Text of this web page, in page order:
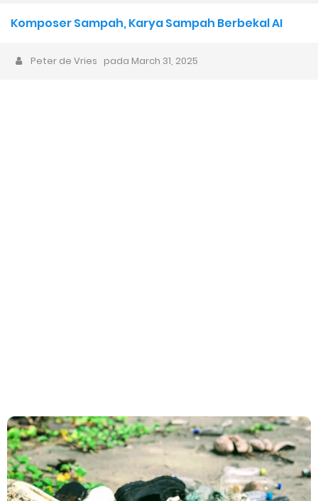
Sarjana Musik yang Lupa Cara Mengapresiasi, Padahal Belajar
Apresiasi Musik
Gitarku, Hidupku, Kekasihku: Buku Dewa Budjana yang Jadi
Kompas Perjalanan Musikku
Komposer Sampah, Karya Sampah Berbekal AI
Peter de Vries pada March 31, 2025